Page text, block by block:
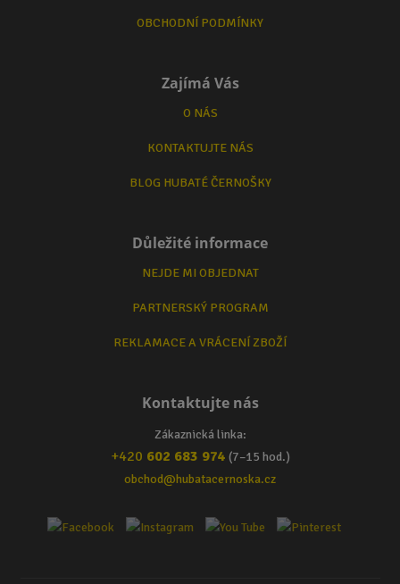
OBCHODNÍ PODMÍNKY
Zajímá Vás
O NÁS
KONTAKTUJTE NÁS
BLOG HUBATÉ ČERNOŠKY
Důležité informace
NEJDE MI OBJEDNAT
PARTNERSKÝ PROGRAM
REKLAMACE A VRÁCENÍ ZBOŽÍ
Kontaktujte nás
Zákaznická linka:
+420 602 683 974 (7–15 hod.)
obchod@hubatacernoska.cz